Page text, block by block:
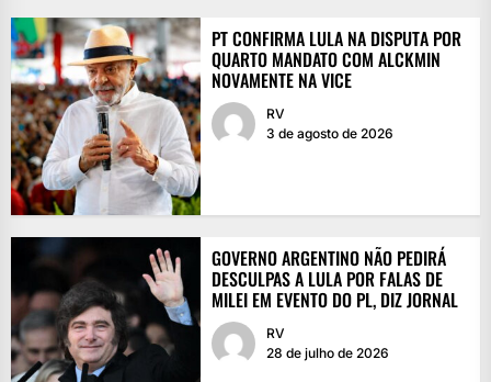
PT CONFIRMA LULA NA DISPUTA POR
QUARTO MANDATO COM ALCKMIN
NOVAMENTE NA VICE
RV
3 de agosto de 2026
GOVERNO ARGENTINO NÃO PEDIRÁ
DESCULPAS A LULA POR FALAS DE
MILEI EM EVENTO DO PL, DIZ JORNAL
RV
28 de julho de 2026